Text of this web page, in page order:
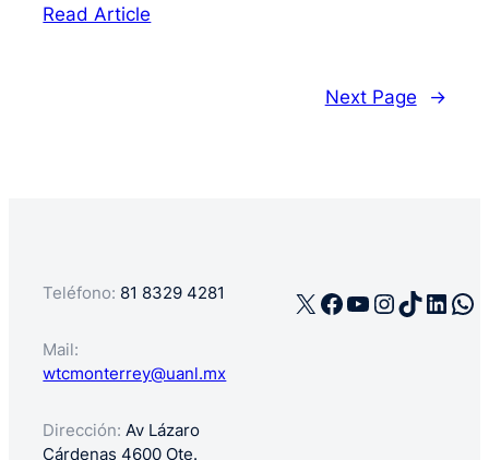
Read Article
Next Page →
Teléfono: 81 8329 4281
Mail:
wtcmonterrey@uanl.mx
Dirección: Av Lázaro
Cárdenas 4600 Ote.
X Facebook
YouTube
TikTok